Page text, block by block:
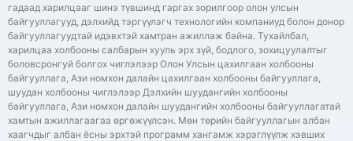
гадаад харилцааг шинэ түвшинд гаргах зорилгоор олон улсын
байгууллагууд, дэлхийд тэргүүлэгч технологийн компаниуд болон донор
байгууллагуудтай идэвхтэй хамтран ажиллаж байна. Тухайлбал,
харилцаа холбооны салбарын хууль эрх зүй, бодлого, зохицуулалтыг
боловсронгуй болгох чиглэлээр Олон Улсын цахилгаан холбооны
байгууллага, Ази номхон далайн цахилгаан холбооны байгууллага,
шуудан холбооны чиглэлээр Дэлхийн шуудангийн холбооны
байгууллага, Ази номхон далайн шуудангийн холбооны байгууллагатай
хамтын ажиллагаагаа өргөжүүлсэн. Мөн төрийн байгууллагын албан
хаагчдыг албан ёсны эрхтэй программ хангамж хэрэглүүлж хэвших